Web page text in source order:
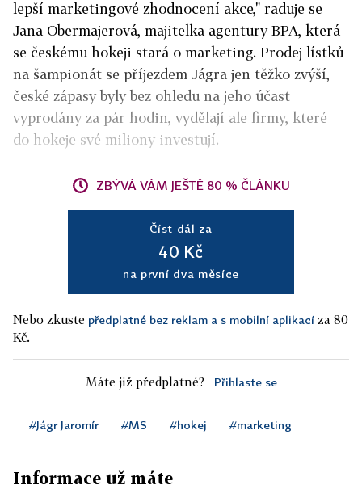
lepší marketingové zhodnocení akce," raduje se
Jana Obermajerová, majitelka agentury BPA, která
se českému hokeji stará o marketing. Prodej lístků
na šampionát se příjezdem Jágra jen těžko zvýší,
české zápasy byly bez ohledu na jeho účast
vyprodány za pár hodin, vydělají ale firmy, které
do hokeje své miliony investují.
ZBÝVÁ VÁM JEŠTĚ 80 % ČLÁNKU
Číst dál za
40 Kč
na první dva měsíce
Nebo zkuste předplatné bez reklam a s mobilní aplikací za 80
Kč.
Máte již předplatné? Přihlaste se
#Jágr Jaromír #MS #hokej #marketing
Informace už máte